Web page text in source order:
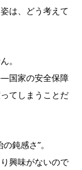
は、どう考えて
。
国家の安全保障
てしまうことだ
鈍感さ”。
興味がないので